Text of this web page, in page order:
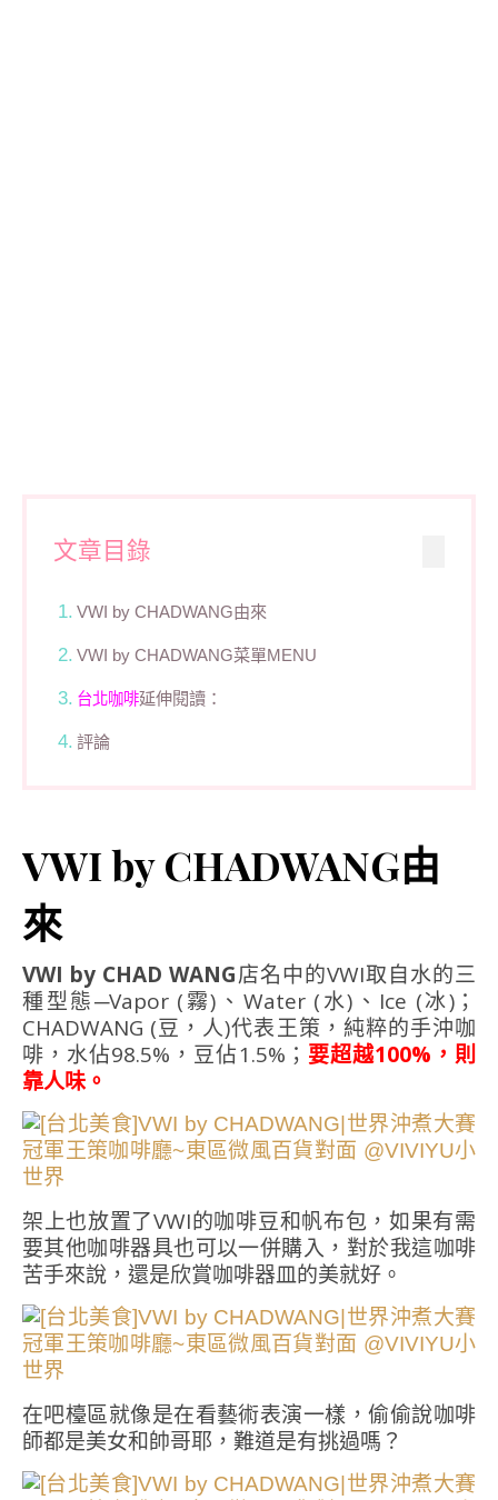
文章目錄
VWI by CHADWANG由來
VWI by CHADWANG菜單MENU
台北咖啡延伸閱讀：
評論
VWI by CHADWANG由
來
VWI by CHAD WANG店名中的VWI取自水的三
種型態─Vapor (霧)、Water (水)、Ice (冰)；
CHADWANG (豆，人)代表王策，純粹的手沖咖
啡，水佔98.5%，豆佔1.5%； 要超越100%，則
靠人味。
架上也放置了VWI的咖啡豆和帆布包，如果有需
要其他咖啡器具也可以一併購入，對於我這咖啡
苦手來說，還是欣賞咖啡器皿的美就好。
在吧檯區就像是在看藝術表演一樣，偷偷說咖啡
師都是美女和帥哥耶，難道是有挑過嗎？